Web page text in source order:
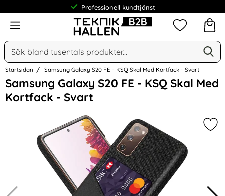
Professionell kundtjänst
Meny
Sök
Sök på Narse Group AB
Mina
Startsidan Samsung Galaxy S20 FE - KSQ Skal Med Kortfack - Svart
Samsung Galaxy S20 FE - KSQ Skal Med
Kortfack - Svart
Hoppa
över
Bilder